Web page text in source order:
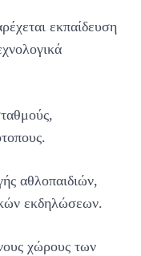
εκπαίδευση
αθλοπαιδιών,
εκδηλώσεων.
χώρους των